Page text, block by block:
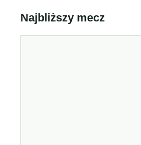
Najbliższy mecz